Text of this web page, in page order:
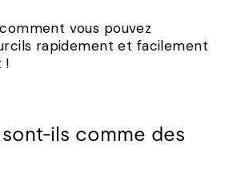
vous pouvez
rapidement et facilement
!
ils comme des